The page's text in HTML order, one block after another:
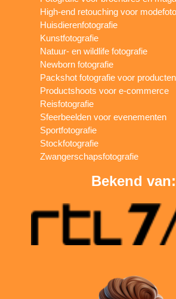
High-end retouching voor
Huisdierenfotografie
Kunstfotografie
Natuur- en wildlife fotografie
Newborn fotografie
Packshot fotografie voor producten
Productshoots voor e-commerce
Reisfotografie
Sfeerbeelden voor evenementen
Sportfotografie
Stockfotografie
Zwangerschapsfotografie
Bekend van: